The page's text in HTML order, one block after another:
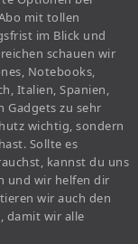
mit tollen
im Blick und
schauen wir
Notebooks,
Italien, Spanien,
Gadgets zu sehr
wichtig, sondern
Sollte es
kannst du uns
und wir helfen dir
wir auch den
damit wir alle